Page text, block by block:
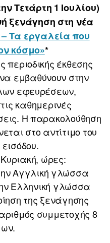
Τετάρτη 1 Ιουλίου)
ξενάγηση στη νέα
Τα εργαλεία που
κόσμο»*
περιοδικής έκθεσης
εμβαθύνουν στην
εφευρέσεων,
καθημερινές
Η παρακολούθηση
στο αντίτιμο του
εισόδου.
ώρες:
Αγγλική γλώσσα
Ελληνική γλώσσα
της ξενάγησης
συμμετοχής 8